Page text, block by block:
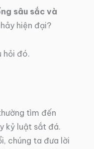
sâu sắc và
hiện đại?
hỏi đó.
tìm đến
kỷ luật sắt đá.
chúng ta đưa lời